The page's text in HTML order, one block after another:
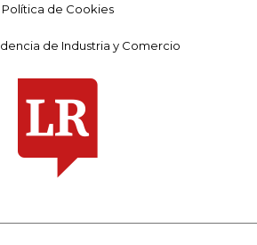
Política de Cookies
de Industria y Comercio